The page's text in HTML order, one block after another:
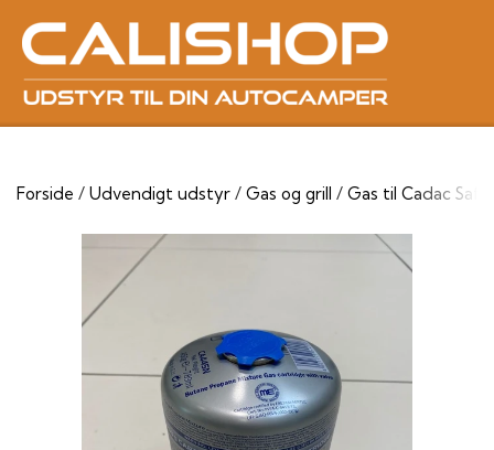
Forside Udvendigt udstyr Gas og grill Gas til Cadac